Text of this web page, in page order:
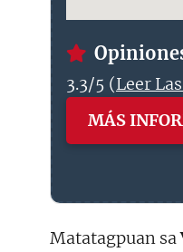
3.3/5 (Leer
MÁS
Matatagpuan sa